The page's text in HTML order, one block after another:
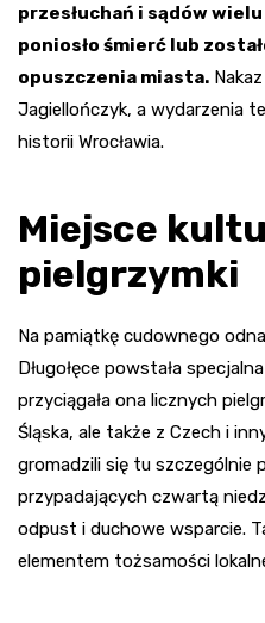
przesłuchań i sądów
poniosło śmierć lub
opuszczenia miasta.
Jagiellończyk, a wydarzenia
historii Wrocławia.
Miejsce
pielgrzymki
Na pamiątkę cudownego
Długołęce powstała
przyciągała ona licznych
Śląska, ale także z Czech i
gromadzili się tu szczególnie
przypadających czwartą
odpust i duchowe wsparcie.
elementem tożsamości